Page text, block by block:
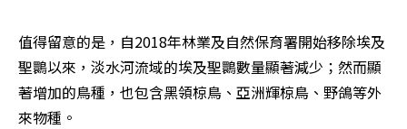
值得留意的是，自2018年林業及自然保育署開始移除埃及
聖䴉以來，淡水河流域的埃及聖䴉數量顯著減少；然而顯
著增加的鳥種，也包含黑領椋鳥、亞洲輝椋鳥、野鴿等外
來物種。